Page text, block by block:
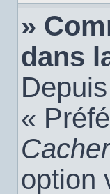
»
dans
«
option